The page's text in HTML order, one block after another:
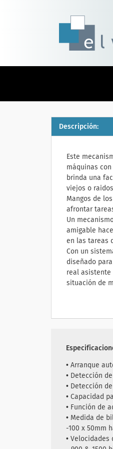
Descripción:
Este
máquinas
brinda una
viejos o
Mangos de
afrontar
Un
amigable
en las tareas
Con un
diseñado
real
situación de
• Arranque
• Detección
• Detección
• Capacidad
• Función de
• Medida
-100 x 50mm
• Velocidades